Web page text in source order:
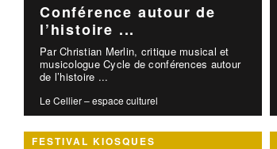
Conférence autour de
l’histoire ...
Par Christian Merlin, critique musical et
musicologue Cycle de conférences autour
de l’histoire ...
Le Cellier – espace culturel
FESTIVAL KIOSQUES